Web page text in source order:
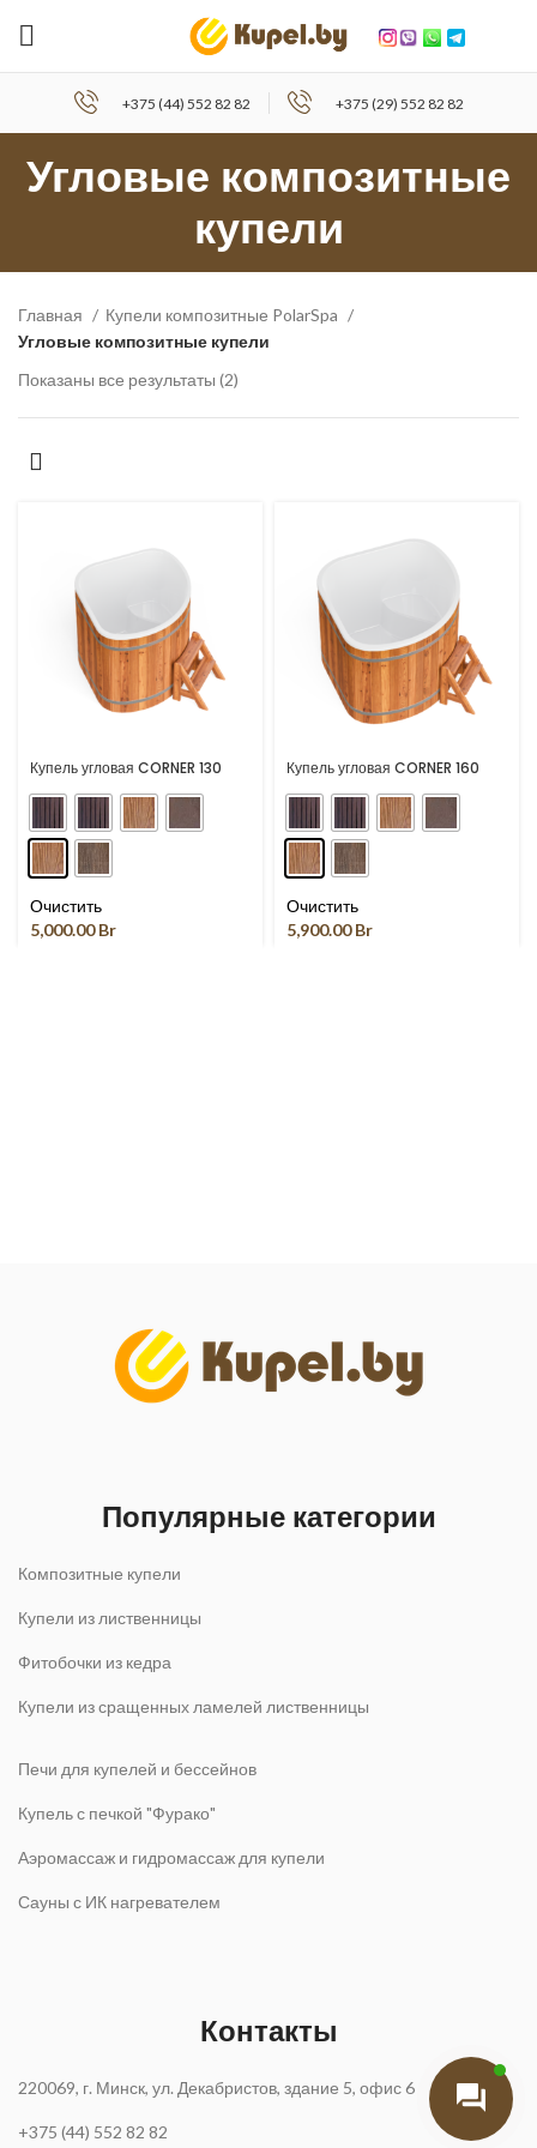
+375 (44) 552 82 82 +375 (29) 552 82 82
Угловые композитные
купели
Главная
Купели композитные PolarSpa
Угловые композитные купели
Показаны все результаты (2)
Купель угловая CORNER 130
Очистить
5,000.00Br
Купель угловая CORNER 160
Очистить
5,900.00Br
Популярные категории
Композитные купели
Купели из лиственницы
Фитобочки из кедра
Купели из сращенных ламелей лиственницы
Печи для купелей и бессейнов
Купель с печкой "Фурако"
Аэромассаж и гидромассаж для купели
Сауны с ИК нагревателем
Контакты
220069, г. Минск, ул. Декабристов, здание 5, офис 6
+375 (44) 552 82 82